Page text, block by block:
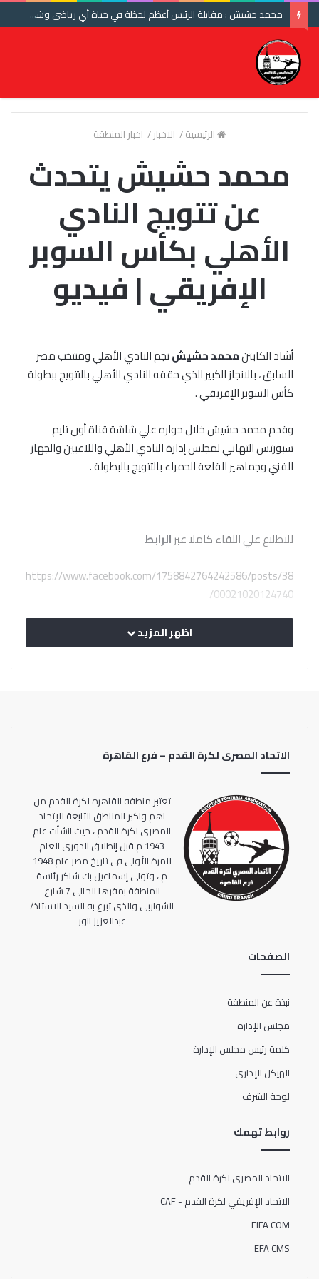
محمد حشيش : مقابلة الرئيس أعظم لحظة في حياة أي رياضي وشكرا اتحاد الكرة ومنتخب مصر
الرئيسية/ الاخبار/ اخبار المنطقة
محمد حشيش يتحدث
عن تتويج النادي
الأهلي بكأس السوبر
الإفريقي | فيديو
أشاد الكابتنمحمد حشيشنجم النادي الأهلي ومنتخب مصر
السابق ، بالانجاز الكبير الذي حققه النادي الأهلي بالتتويج ببطولة
كأس السوبر الإفريقي .
وقدم محمد حشيش خلال حواره علي شاشة قناة أون تايم
سبورتس التهاني لمجلس إدارة النادي الأهلي واللاعبين والجهاز
الفني وجماهير القلعة الحمراء بالتتويج بالبطولة .
للاطلاع علي اللقاء كاملا عبرالرابط
https://www.facebook.com/1758842764242586/posts/38
00021020124740/
وأضاف حشيش أن النادي الأهلي نجح في التتويج بالبطولة رغم
ضغط المباريات وتلاحمها سواء في الدوري المحلي أو دوري
أبطال أفريقيا.
اظهر المزيد
الاتحاد المصرى لكرة القدم – فرع القاهرة
تعتبر منطقه القاهره لكرة القدم من
اهم واكبر المناطق التابعة للإتحاد
المصرى لكرة القدم ، حيث انشأت عام
1943 م قبل إنطلاق الدورى العام
للمرة الأولى فى تاريخ مصر عام 1948
م ، وتولى إسماعيل بك شاكر رئاسة
المنطقة بمقرها الحالى 7 شارع
الشواربى والذى تبرع به السيد الاستاذ/
عبدالعزيز انور
الصفحات
نبذة عن المنطقة
مجلس الإدارة
كلمة رئيس مجلس الإدارة
الهيكل الإدارى
لوحة الشرف
روابط تهمك
الاتحاد المصرى لكرة القدم
الاتحاد الإفريقي لكرة القدم - CAF
FIFA COM
EFA CMS